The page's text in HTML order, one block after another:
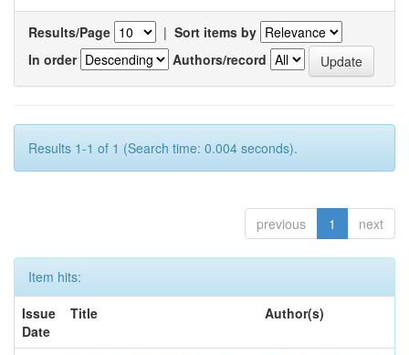
Results/Page | Sort items by
In order
Authors/record
Results 1-1 of 1 (Search time: 0.004 seconds).
previous 1 next
Item hits:
Issue
Date
Title Author(s)